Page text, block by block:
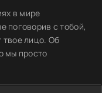
в мире
поговорив с тобой,
твое лицо. Об
мы просто